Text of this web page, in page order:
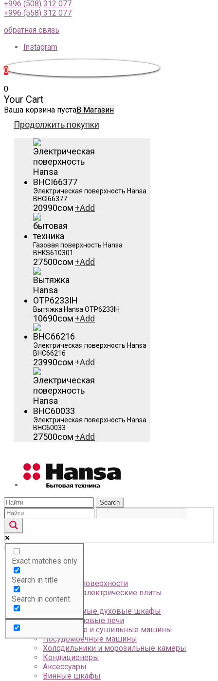
+996 (508) 312 077
+996 (558) 312 077
обратная связь
Instagram
0
0
Your Cart
Ваша корзина пустаВ Магазин
Продолжить покупки
Электрическая поверхность Hansa
BHCI66377
20990сом+Add
Газовая поверхность Hansa
BHKS610301
27500сом+Add
Вытяжка Hansa OTP6233IH
10690сом+Add
Электрическая поверхность Hansa
BHC66216
23990сом+Add
Электрическая поверхность Hansa
BHC60033
27500сом+Add
Search
Exact matches only
Search in title
Search in content
Menu
Главная
Варочные поверхности
Газовые и электрические плиты
Вытяжки
Встраиваемые духовые шкафы
Микроволновые печи
Стиральные и сушильные машины
Посудомоечные машины
Холодильники и морозильные камеры
Кондиционеры
Аксессуары
Винные шкафы